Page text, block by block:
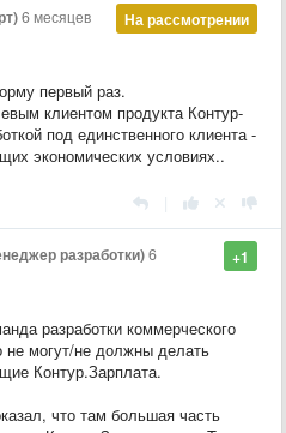
На рассмотрении
6 месяцев
первый раз.
клиентом продукта Контур-
под единственного клиента -
экономических условиях..
+1
разработки)6
разработки коммерческого
не могут/не должны делать
Контур.Зарплата.
что там большая часть